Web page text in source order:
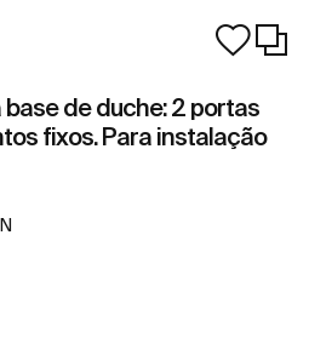
de duche: 2 portas
fixos. Para instalação